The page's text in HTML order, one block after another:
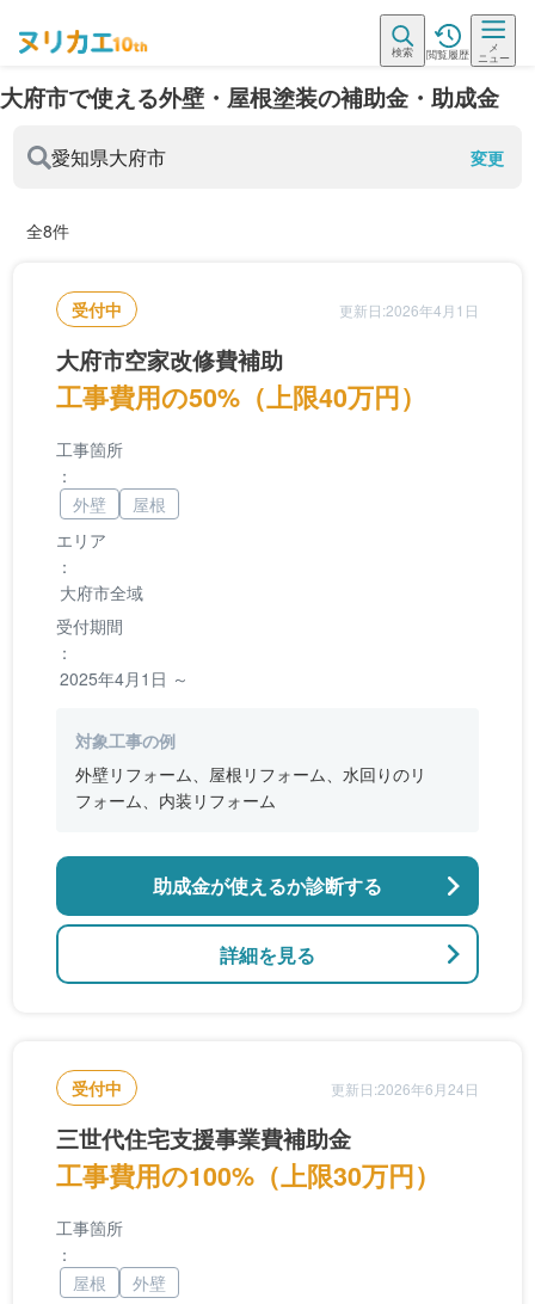
検索 閲覧履歴
メ
ニュー
大府市で使える外壁・屋根塗装の補助金・助成金
愛知県大府市 変更
全8件
受付中 更新日:2026年4月1日
大府市空家改修費補助
工事費用の50%（上限40万円）
エリア
：
大府市全域
受付期間
：
2025年4月1日 ～
工事箇所
：
外壁
屋根
対象工事の例
外壁リフォーム、屋根リフォーム、水回りのリ
フォーム、内装リフォーム
詳細を見る
助成金が使えるか診断する
受付中 更新日:2026年6月24日
三世代住宅支援事業費補助金
工事費用の100%（上限30万円）
工事箇所
：
屋根
外壁